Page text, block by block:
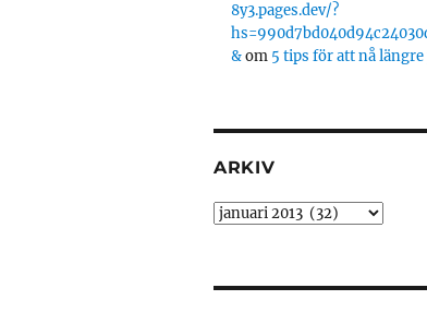
8y3.pages.dev/?
&om 5 tips för att nå
ARKIV
Arkiv